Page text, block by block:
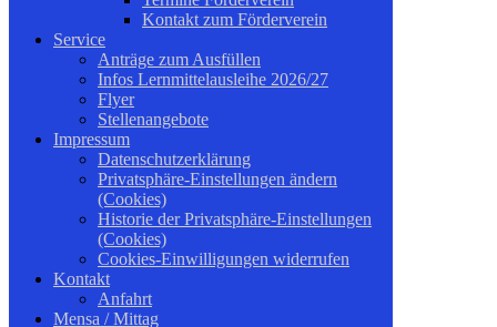
Kontakt zum Förderverein
Service
Anträge zum Ausfüllen
Infos Lernmittelausleihe 2026/27
Flyer
Stellenangebote
Impressum
Datenschutzerklärung
Privatsphäre-Einstellungen ändern
(Cookies)
Historie der Privatsphäre-Einstellungen
(Cookies)
Cookies-Einwilligungen widerrufen
Kontakt
Anfahrt
Mensa / Mittag